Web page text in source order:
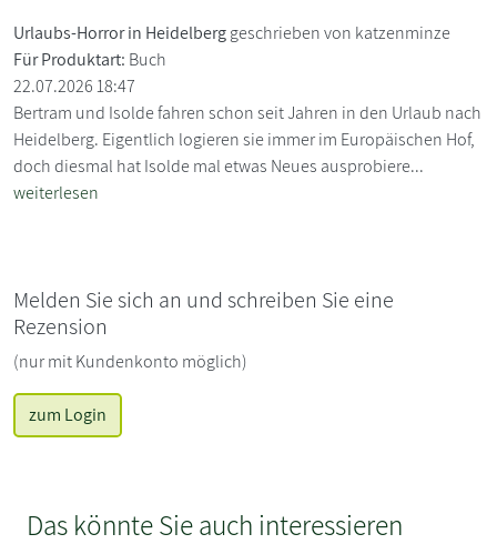
Urlaubs-Horror in Heidelberggeschrieben von katzenminze
Für Produktart: Buch
22.07.2026 18:47
Bertram und Isolde fahren schon seit Jahren in den Urlaub nach
Heidelberg. Eigentlich logieren sie immer im Europäischen Hof,
doch diesmal hat Isolde mal etwas Neues ausprobiere...
weiterlesen
Melden Sie sich an und schreiben Sie eine
Rezension
(nur mit Kundenkonto möglich)
zum Login
Das könnte Sie auch interessieren